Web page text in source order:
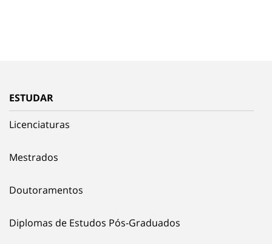
ESTUDAR
Licenciaturas
Mestrados
Doutoramentos
Diplomas de Estudos Pós-Graduados